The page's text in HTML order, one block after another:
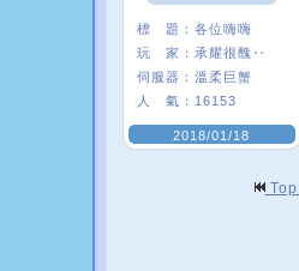
標 題： 各位嗨嗨
玩 家： 承耀很醜‥
伺服器： 溫柔巨蟹
人 氣： 16153
2018/01/18